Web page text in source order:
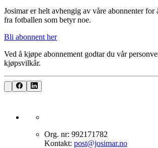
Josimar er helt avhengig av våre abonnenter for
fra fotballen som betyr noe.
Bli abonnent her
Ved å kjøpe abonnement godtar du vår
kjøpsvilkår.
Org. nr: 992171782
Kontakt: post@josimar.no